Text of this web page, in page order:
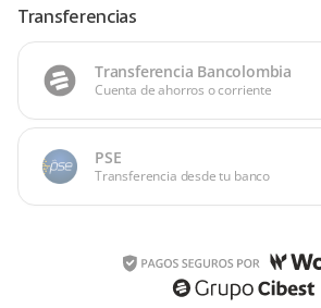
Transferencias
Transferencia Bancolombia
Cuenta de ahorros o corriente
PSE
Transferencia desde tu banco